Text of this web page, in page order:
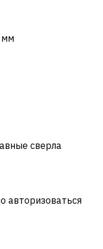
мм
сверла
авторизоваться